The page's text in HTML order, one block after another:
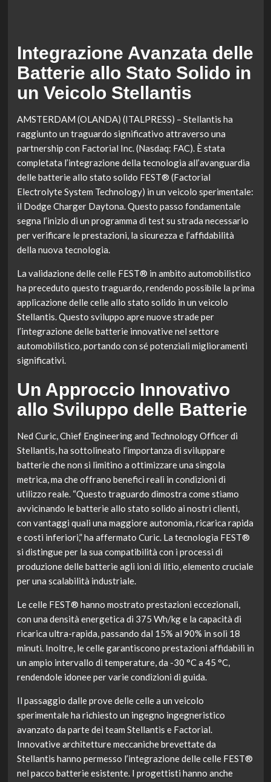
Integrazione Avanzata delle
Batterie allo Stato Solido in
un Veicolo Stellantis
AMSTERDAM (OLANDA) (ITALPRESS) – Stellantis ha
raggiunto un traguardo significativo attraverso una
partnership con Factorial Inc. (Nasdaq: FAC). È stata
completata l’integrazione della tecnologia all’avanguardia
delle batterie allo stato solido FEST® (Factorial
Electrolyte System Technology) in un veicolo sperimentale:
il Dodge Charger Daytona. Questo passo fondamentale
segna l’inizio di un programma di test su strada necessario
per verificare le prestazioni, la sicurezza e l’affidabilità
della nuova tecnologia.
La validazione delle celle FEST® in ambito automobilistico
ha preceduto questo traguardo, rendendo possibile la prima
applicazione delle celle allo stato solido in un veicolo
Stellantis. Questo sviluppo apre nuove strade per
l’integrazione delle batterie innovative nel settore
automobilistico, portando con sé potenziali miglioramenti
significativi.
Un Approccio Innovativo
allo Sviluppo delle Batterie
Ned Curic, Chief Engineering and Technology Officer di
Stellantis, ha sottolineato l’importanza di sviluppare
batterie che non si limitino a ottimizzare una singola
metrica, ma che offrano benefici reali in condizioni di
utilizzo reale. “Questo traguardo dimostra come stiamo
avvicinando le batterie allo stato solido ai nostri clienti,
con vantaggi quali una maggiore autonomia, ricarica rapida
e costi inferiori,” ha affermato Curic. La tecnologia FEST®
si distingue per la sua compatibilità con i processi di
produzione delle batterie agli ioni di litio, elemento cruciale
per una scalabilità industriale.
Le celle FEST® hanno mostrato prestazioni eccezionali,
con una densità energetica di 375 Wh/kg e la capacità di
ricarica ultra-rapida, passando dal 15% al 90% in soli 18
minuti. Inoltre, le celle garantiscono prestazioni affidabili in
un ampio intervallo di temperature, da -30 °C a 45 °C,
rendendole idonee per varie condizioni di guida.
Il passaggio dalle prove delle celle a un veicolo
sperimentale ha richiesto un ingegno ingegneristico
avanzato da parte dei team Stellantis e Factorial.
Innovative architetture meccaniche brevettate da
Stellantis hanno permesso l’integrazione delle celle FEST®
nel pacco batterie esistente. I progettisti hanno anche